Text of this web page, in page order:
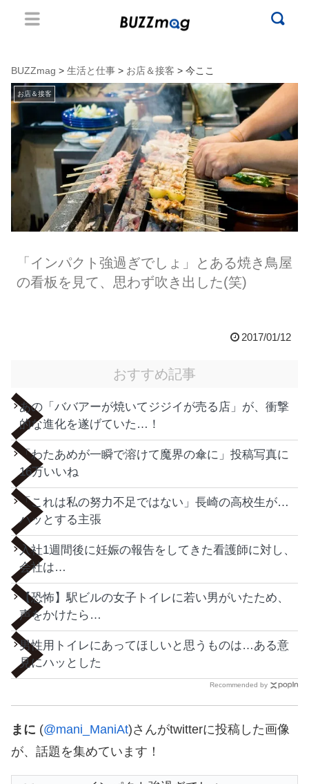
BUZZmag > 生活と仕事 > お店＆接客 > 今ここ
お店＆接客
「インパクト強過ぎでしょ」とある焼き鳥屋
の看板を見て、思わず吹き出した(笑)
2017/01/12
おすすめ記事
あの「ババアーが焼いてジジイが売る店」が、衝撃
的な進化を遂げていた…！
「わたあめが一瞬で溶けて魔界の傘に」投稿写真に
16万いいね
「これは私の努力不足ではない」長崎の高校生が…
ハッとする主張
入社1週間後に妊娠の報告をしてきた看護師に対し、
会社は…
【恐怖】駅ビルの女子トイレに若い男がいたため、
声をかけたら…
男性用トイレにあってほしいと思うものは…ある意
見にハッとした
Recommended by
まに (@mani_ManiAt)さんがtwitterに投稿した画像
が、話題を集めています！